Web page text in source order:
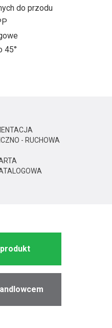
do przodu
45°
- RUCHOWA